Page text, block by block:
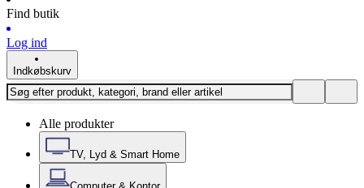
Find butik
Log ind
Indkøbskurv
Alle produkter
TV, Lyd & Smart Home